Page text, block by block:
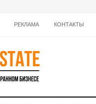
РЕКЛАМА КОНТАКТЫ